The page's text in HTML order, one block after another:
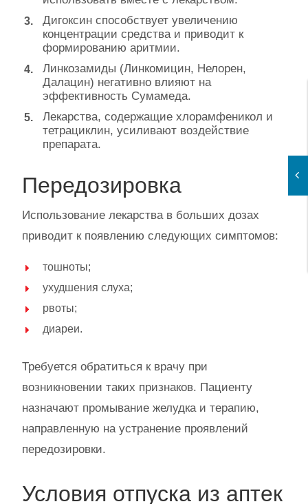
Дигоксин способствует увеличению
концентрации средства и приводит к
формированию аритмии.
Линкозамиды (Линкомицин, Нелорен,
Далацин) негативно влияют на
эффективность Сумамеда.
Лекарства, содержащие хлорамфеникол и
тетрациклин, усиливают воздействие
препарата.
Передозировка
Использование лекарства в больших дозах
приводит к появлению следующих симптомов:
тошноты;
ухудшения слуха;
рвоты;
диареи.
Требуется обратиться к врачу при
возникновении таких признаков. Пациенту
назначают промывание желудка и терапию,
направленную на устранение проявлений
передозировки.
Условия отпуска из аптек